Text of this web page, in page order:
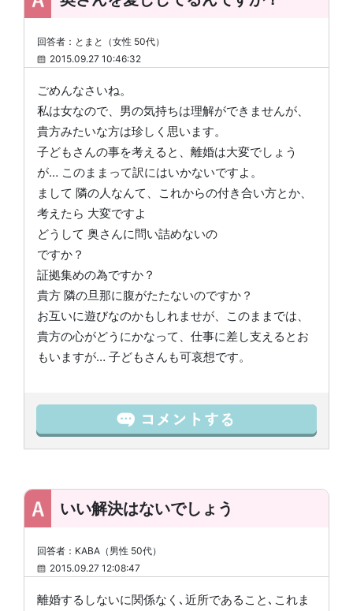
回答者：とまと（女性 50代）
2015.09.27 10:46:32
ごめんなさいね。
私は女なので、男の気持ちは理解ができませんが、
貴方みたいな方は珍しく思います。
子どもさんの事を考えると、離婚は大変でしょう
が… このままって訳にはいかないですよ。
まして 隣の人なんて、これからの付き合い方とか、
考えたら 大変ですよ
どうして 奥さんに問い詰めないの
ですか？
証拠集めの為ですか？
貴方 隣の旦那に腹がたたないのですか？
お互いに遊びなのかもしれませが、このままでは、
貴方の心がどうにかなって、仕事に差し支えるとお
もいますが… 子どもさんも可哀想です。
いい解決はないでしょう
回答者：KABA（男性 50代）
2015.09.27 12:08:47
離婚するしないに関係なく､近所であること､これま